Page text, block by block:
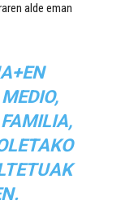
alde eman